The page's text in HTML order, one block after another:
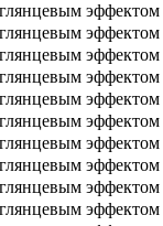
эффектом
эффектом
эффектом
эффектом
эффектом
эффектом
эффектом
эффектом
эффектом
эффектом